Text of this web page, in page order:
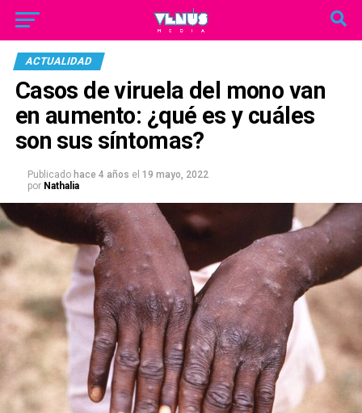
ACTUALIDAD
Casos de viruela del mono van
en aumento: ¿qué es y cuáles
son sus síntomas?
Publicado hace 4 años el 19 mayo, 2022
por Nathalia